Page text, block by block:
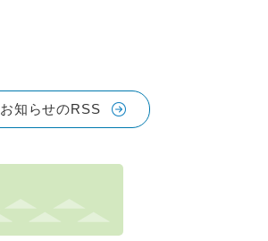
お知らせのRSS